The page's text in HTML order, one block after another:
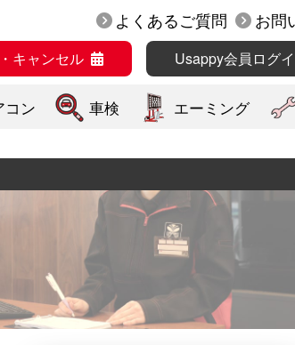
よくあるご質問 お問
キャンセル Usappy会員ログ
コン 車検 エーミング